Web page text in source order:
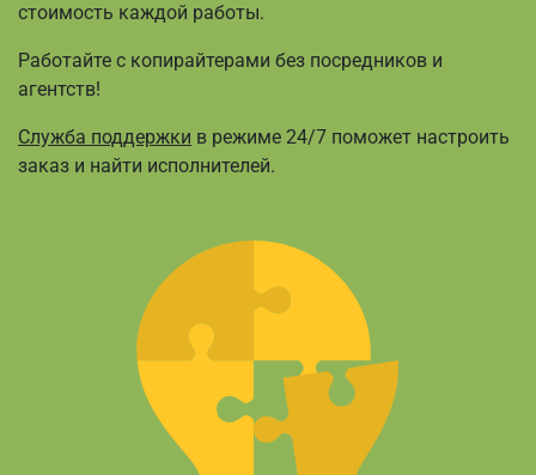
стоимость каждой работы.
Работайте с копирайтерами без посредников и
агентств!
Служба поддержки в режиме 24/7 поможет настроить
заказ и найти исполнителей.